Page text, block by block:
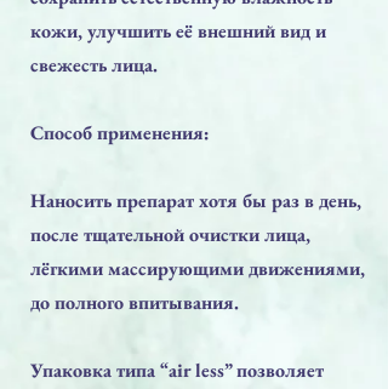
кожи, улучшить её внешний вид и
свежесть лица.
Способ применения:
Наносить препарат хотя бы раз в день,
после тщательной очистки лица,
лёгкими массирующими движениями,
до полного впитывания.
Упаковка типа “air less” позволяет